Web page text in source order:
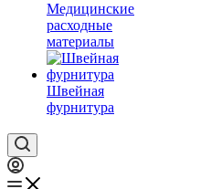
Медицинские
расходные
материалы
Швейная
фурнитура